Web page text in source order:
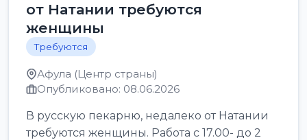
от Натании требуются
женщины
Требуются
Афула (Центр страны)
Опубликовано: 08.06.2026
В русскую пекарню, недалеко от Натании
требуются женщины. Работа с 17.00- до 2